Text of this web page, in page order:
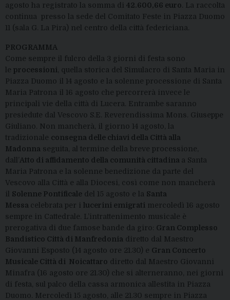
agosto ha registrato la somma di 42.600,66 euro . La raccolta
continua presso la sede del Comitato Feste in Piazza Duomo
11 (sala G. La Pira) nel centro della città federiciana.
PROGRAMMA
Come sempre il fulcro della 3 giorni di festa sono
le processioni , quella storica del Simulacro di Santa Maria in
Piazza Duomo il 14 agosto e la solenne processione di Santa
Maria Patrona il 16 agosto che percorrerà invece le
principali vie della città di Lucera. Entrambe saranno
presiedute dal Vescovo S.E. Reverendissima Mons. Giuseppe
Giuliano. Non mancherà, il giorno 14 agosto, la
tradizionale consegna delle chiavi della Città alla
Madonna seguita, al termine della breve processione,
dall’ Atto di affidamento della comunità cittadina a Santa
Maria Patrona e la solenne benedizione da parte del
Vescovo alla Città e alla Diocesi, così come non mancherà
il Solenne Pontificale del 15 agosto e la Santa
Messa celebrata per i lucerini emigrati mercoledì 16 agosto
sempre in Cattedrale. L’intrattenimento musicale è
prerogativa di due famose bande da giro: Gran Complesso
Bandistico Città di Manfredonia diretto dal Maestro
Giovanni Esposto (14 agosto ore 21.30) e Gran Concerto
Musicale Città di Noicattaro diretto dal Maestro Giovanni
Minafra (16 agosto ore 21.30) che si alterneranno, nei giorni
di festa, sul palco della cassa armonica allestita in Piazza
Duomo. Mercoledì 15 agosto, alle 21.30 sempre in Piazza